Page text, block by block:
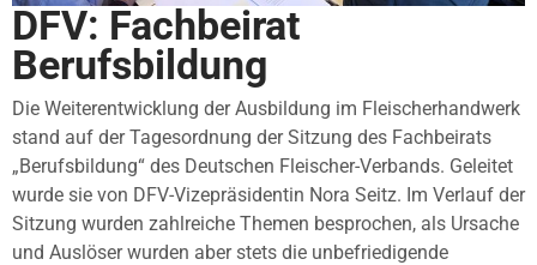
DFV: Fachbeirat
Berufsbildung
Die Weiterentwicklung der Ausbildung im Fleischerhandwerk
stand auf der Tagesordnung der Sitzung des Fachbeirats
„Berufsbildung“ des Deutschen Fleischer-Verbands. Geleitet
wurde sie von DFV-Vizepräsidentin Nora Seitz. Im Verlauf der
Sitzung wurden zahlreiche Themen besprochen, als Ursache
und Auslöser wurden aber stets die unbefriedigende